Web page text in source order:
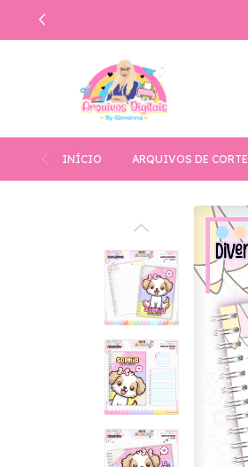
INÍCIO ARQUIVOS DE CORTE